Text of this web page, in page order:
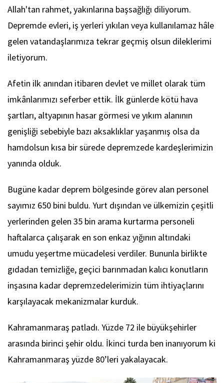
Allah'tan rahmet, yakınlarına başsağlığı diliyorum.
Depremde evleri, iş yerleri yıkılan veya kullanılamaz hâle
gelen vatandaşlarımıza tekrar geçmiş olsun dileklerimi
iletiyorum.
Afetin ilk anından itibaren devlet ve millet olarak tüm
imkânlarımızı seferber ettik. İlk günlerde kötü hava
şartları, altyapının hasar görmesi ve yıkım alanının
genişliği sebebiyle bazı aksaklıklar yaşanmış olsa da
hamdolsun kısa bir sürede depremzede kardeşlerimizin
yanında olduk.
Bugüne kadar deprem bölgesinde görev alan personel
sayımız 650 bini buldu. Yurt dışından ve ülkemizin çeşitli
yerlerinden gelen 35 bin arama kurtarma personeli
haftalarca çalışarak en son enkaz yığının altındaki
umudu yeşertme mücadelesi verdiler. Bununla birlikte
gıdadan temizliğe, geçici barınmadan kalıcı konutların
inşasına kadar depremzedelerimizin tüm ihtiyaçlarını
karşılayacak mekanizmalar kurduk.
Kahramanmaraş patladı. Yüzde 72 ile büyükşehirler
arasında birinci şehir oldu. İkinci turda ben inanıyorum ki
Kahramanmaraş yüzde 80’leri yakalayacak.